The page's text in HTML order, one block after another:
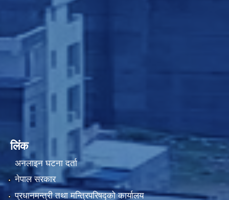
लिंक
अनलाइन घटना दर्ता
नेपाल सरकार
प्रधानमन्त्री तथा मन्त्रिपरिषद्को कार्यालय